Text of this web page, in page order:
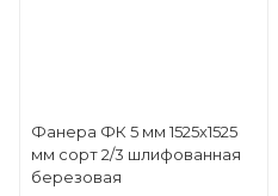
Фанера ФК 5 мм 1525х1525
мм сорт 2/3 шлифованная
березовая